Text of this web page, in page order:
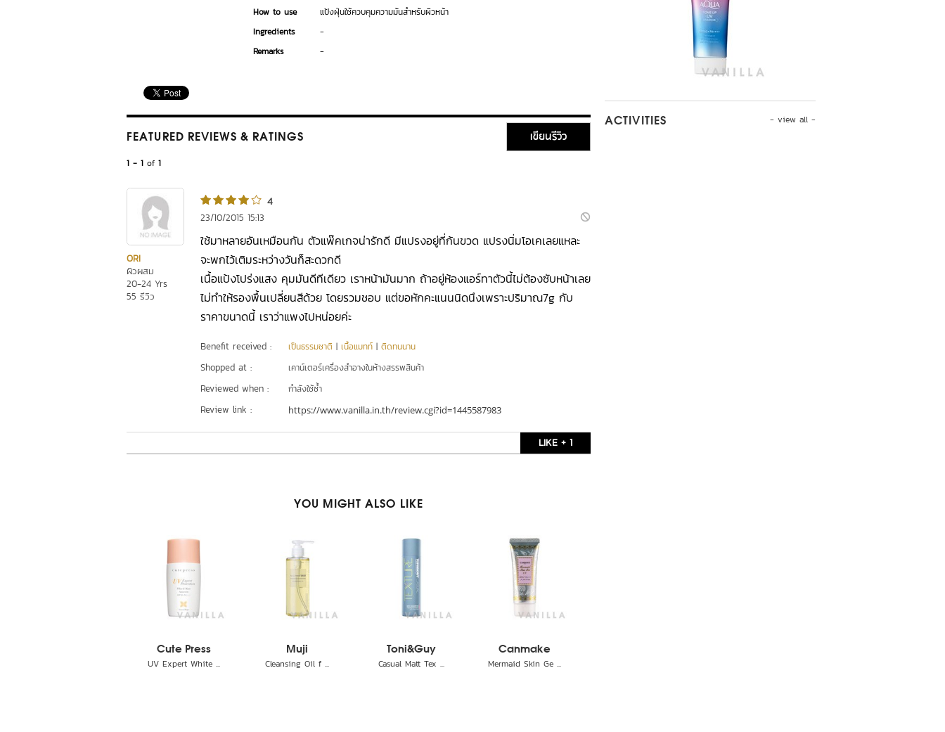
How to use
แป้งฝุ่นใช้ควบคุมความมันสำหรับผิวหน้า
Ingredients
-
Remarks
-
FEATURED REVIEWS & RATINGS เขียนรีวิว
1 - 1 of 1
ORI
ผิวผสม
20-24 Yrs
55 รีวิว
4
23/10/2015 15:13
ใช้มาหลายอันเหมือนกัน ตัวแพ๊คเกจน่ารักดี มีแปรงอยู่ที่ก้นขวด แปรงนิ่มโอเคเลยแหละ
จะพกไว้เติมระหว่างวันก็สะดวกดี
เนื้อแป้งโปร่งแสง คุมมันดีทีเดียว เราหน้ามันมาก ถ้าอยู่ห้องแอร์ทาตัวนี้ไม่ต้องซับหน้าเลย
ไม่ทำให้รองพื้นเปลี่ยนสีด้วย โดยรวมชอบ แต่ขอหักคะแนนนิดนึงเพราะปริมาณ7g กับ
ราคาขนาดนี้ เราว่าแพงไปหน่อยค่ะ
Benefit received : เป็นธรรมชาติ | เนื้อแมทท์ | ติดทนนาน
Shopped at : เคาน์เตอร์เครื่องสำอางในห้างสรรพสินค้า
Reviewed when : กำลังใช้ซ้ำ
Review link : https://www.vanilla.in.th/review.cgi?id=1445587983
LIKE + 1
YOU MIGHT ALSO LIKE
Cute Press
UV Expert White ...
Muji
Cleansing Oil f ...
Toni&Guy
Casual Matt Tex ...
Canmake
Mermaid Skin Ge ...
- view all -
ACTIVITIES